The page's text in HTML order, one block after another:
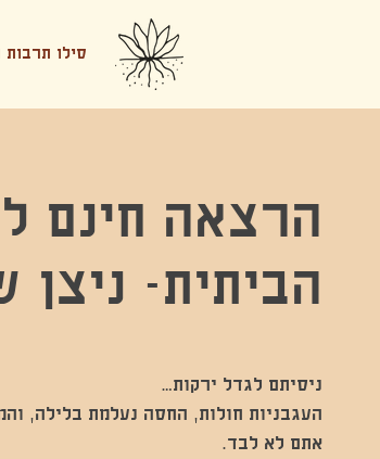
סילו
הרצאה חינם
הביתית- ניצן